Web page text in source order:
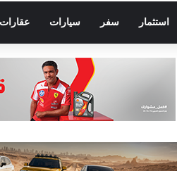
استثمار سفر سيارات عقارات